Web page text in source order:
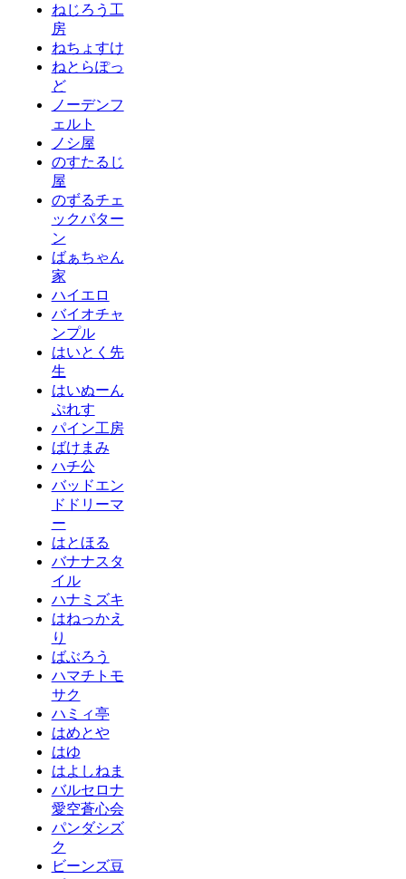
ねじろう工
房
ねちょすけ
ねとらぽっ
ど
ノーデンフ
ェルト
ノシ屋
のすたるじ
屋
のずるチェ
ックパター
ン
ばぁちゃん
家
ハイエロ
バイオチャ
ンプル
はいとく先
生
はいぬーん
ぷれす
パイン工房
ばけまみ
ハチ公
バッドエン
ドドリーマ
ー
はとほる
バナナスタ
イル
ハナミズキ
はねっかえ
り
ばぶろう
ハマチトモ
サク
ハミィ亭
はめとや
はゆ
はよしねま
バルセロナ
愛空蒼心会
パンダシズ
ク
ビーンズ豆